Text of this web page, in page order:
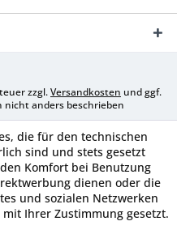
zzgl.Versandkosten und ggf.
anders beschrieben
die für den technischen
sind und stets gesetzt
Komfort bei Benutzung
dienen oder die
und sozialen Netzwerken
Ihrer Zustimmung gesetzt.